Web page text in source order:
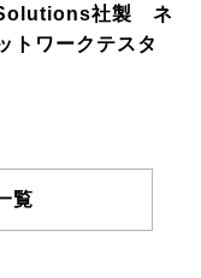
Solutions社製 ネ
トワークテスタ
覧